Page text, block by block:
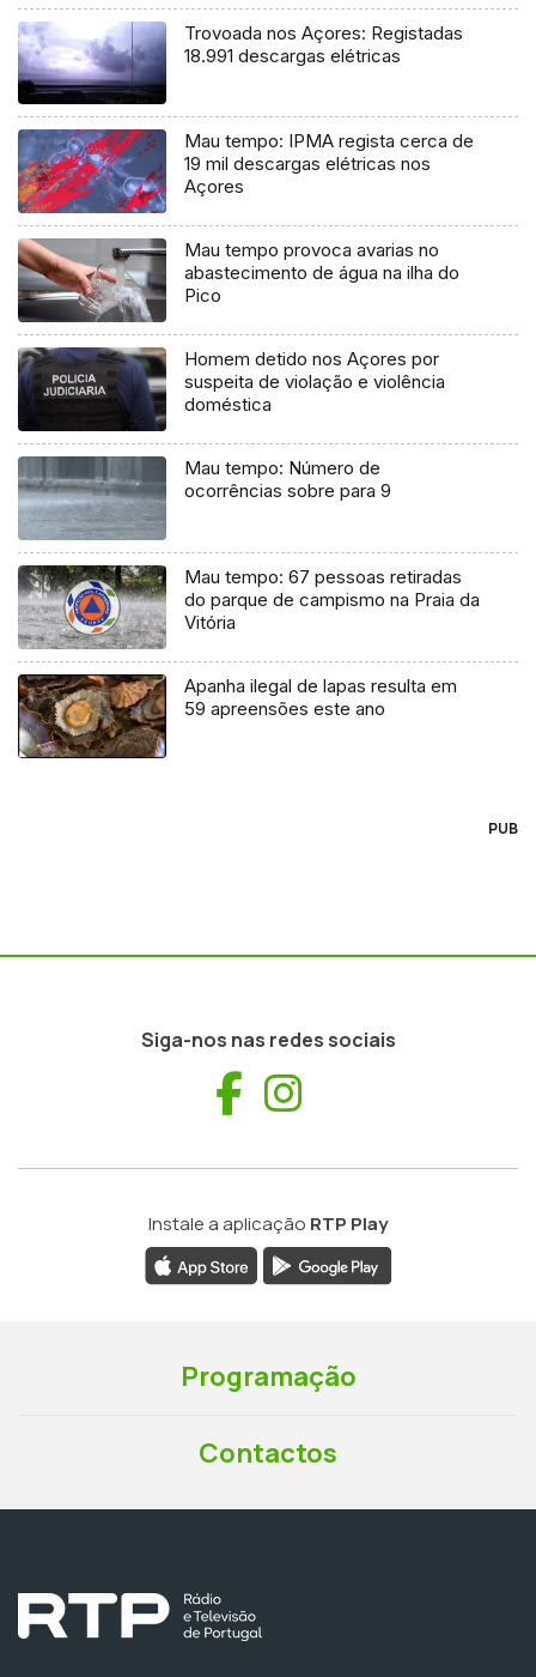
Trovoada nos Açores: Registadas
18.991 descargas elétricas
Mau tempo: IPMA regista cerca de
19 mil descargas elétricas nos
Açores
Mau tempo provoca avarias no
abastecimento de água na ilha do
Pico
Homem detido nos Açores por
suspeita de violação e violência
doméstica
Mau tempo: Número de
ocorrências sobre para 9
Mau tempo: 67 pessoas retiradas
do parque de campismo na Praia da
Vitória
Apanha ilegal de lapas resulta em
59 apreensões este ano
PUB
Siga-nos nas redes sociais
Facebook
Instale a aplicação RTP Play
Programação
Contactos